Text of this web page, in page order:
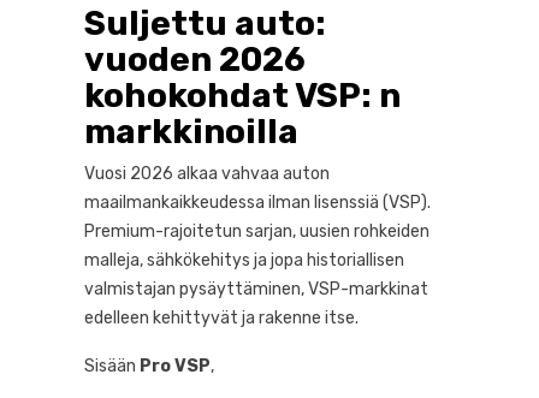
3.1. Myli Lab: VSP teknisen paikannus
vahvisti
3.2. Myli Max: Monipuolisuus ja arjen
mukavuus
4. Fiat TRIS: Sähköinen skootteri, joka
5. Bellier : historiallisen autonvalmistajan
loppu ilman lisenssia
6. Päätelmä: Yksi vuosi 2026 täynnä
lupauksia VSP: lle
Suljettu auto:
vuoden 2026
kohokohdat VSP: n
markkinoilla
Vuosi 2026 alkaa vahvaa auton
maailmankaikkeudessa ilman lisenssiä (VSP).
Premium-rajoitetun sarjan, uusien rohkeiden
malleja, sähkökehitys ja jopa historiallisen
valmistajan pysäyttäminen, VSP-markkinat
edelleen kehittyvät ja rakenne itse.
Sisään Pro VSP,